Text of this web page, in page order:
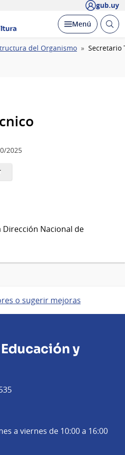
gub.uy
Desplegar
Menú Abrir
del Organismo Secretario
2025
Nacional de
o sugerir mejoras
y
a viernes de 10:00 a 16:00